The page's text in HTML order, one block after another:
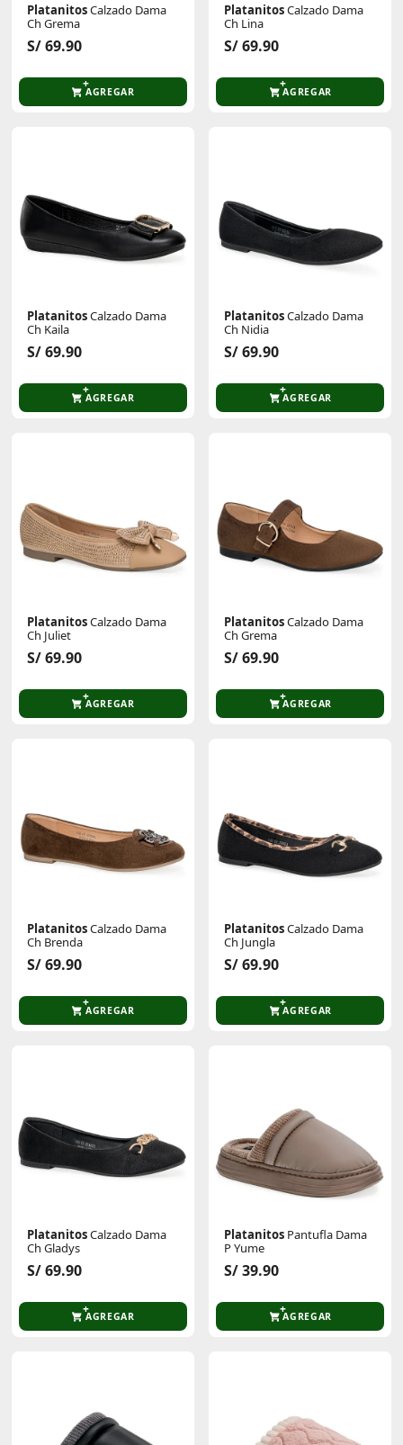
PlatanitosCalzado Dama
Ch Grema
S/ 69.90
AGREGAR
PlatanitosCalzado Dama
Ch Lina
S/ 69.90
AGREGAR
PlatanitosCalzado Dama
Ch Kaila
S/ 69.90
AGREGAR
PlatanitosCalzado Dama
Ch Nidia
S/ 69.90
AGREGAR
PlatanitosCalzado Dama
Ch Juliet
S/ 69.90
AGREGAR
PlatanitosCalzado Dama
Ch Grema
S/ 69.90
AGREGAR
PlatanitosCalzado Dama
Ch Brenda
S/ 69.90
AGREGAR
PlatanitosCalzado Dama
Ch Jungla
S/ 69.90
AGREGAR
PlatanitosCalzado Dama
Ch Gladys
S/ 69.90
AGREGAR
Platanitos Pantufla Dama
P Yume
S/ 39.90
AGREGAR